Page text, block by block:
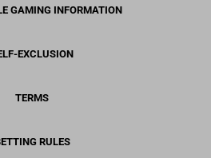
GAMING INFORMATION
EXCLUSION
TERMS
RULES